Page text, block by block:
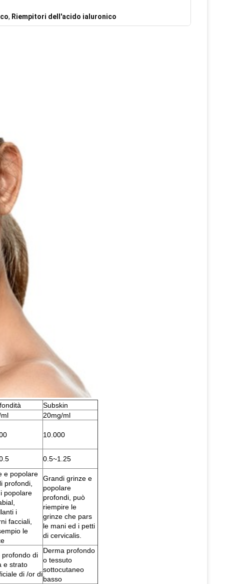
, Riempitori dell'acido ialuronico
Subskin
20mg/ml
10.000
0.5~1.25
e popolare
profondi,
popolare
i
facciali,
le
Grandi grinze e
popolare
profondi, può
riempire le
grinze che pars
le mani ed i petti
di cervicalis.
profondo di
e strato
di /or di
Derma profondo
o tessuto
sottocutaneo
basso